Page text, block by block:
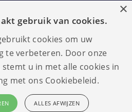
GDPR
accepteren
×
gebruik van cookies.
cookies om uw
te verbeteren. Door onze
u in met alle cookies in
met ons Cookiebeleid.
ALLES AFWIJZEN